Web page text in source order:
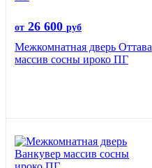
от 26 600 руб
Межкомнатная дверь Оттава
массив сосны ироко ПГ